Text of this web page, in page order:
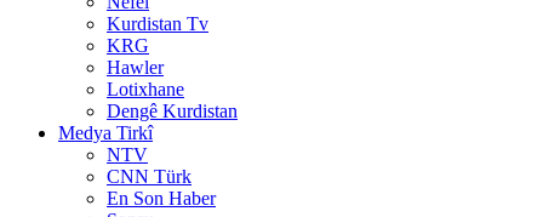
Kurdistan Tv
KRG
Hawler
Lotixhane
Dengê Kurdistan
Medya Tirkî
NTV
CNN Türk
En Son Haber